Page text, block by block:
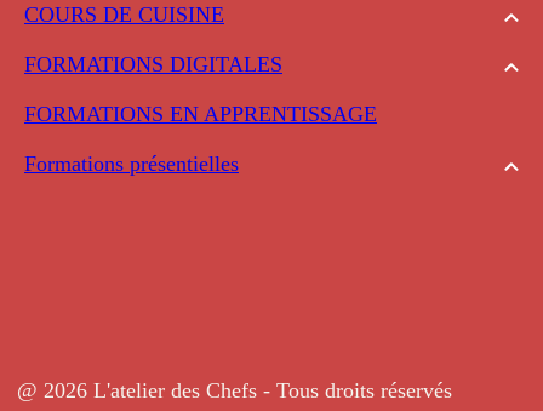
COURS DE CUISINE
FORMATIONS DIGITALES
FORMATIONS EN APPRENTISSAGE
Formations présentielles
@ 2026 L'atelier des Chefs - Tous droits réservés